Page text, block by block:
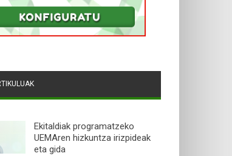
Ekitaldiak programatzeko
UEMAren hizkuntza irizpideak
eta gida